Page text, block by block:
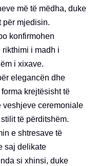
më të mëdha, duke
për mjedisin.
konfirmohen
i madh i
i xixave.
elegancën dhe
krejtësisht të
veshjeve ceremoniale
të përditshëm.
e shtresave të
saj delikate
si xhinsi, duke